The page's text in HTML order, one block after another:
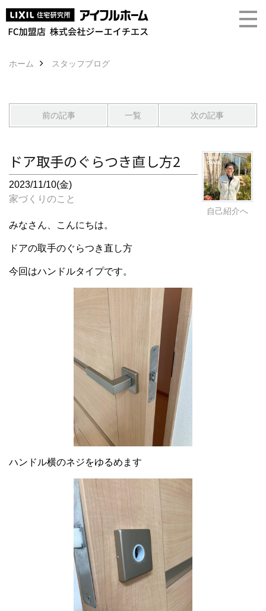
ホーム スタッフブログ
前の記事 一覧 次の記事
自己紹介へ
ドア取手のぐらつき直し方2
2023/11/10(金)
家づくりのこと
みなさん、こんにちは。
ドアの取手のぐらつき直し方
今回はハンドルタイプです。
ハンドル横のネジをゆるめます